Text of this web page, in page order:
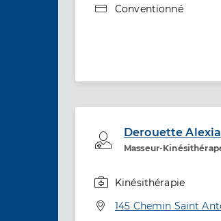
Type de convention
Conventionné
Derouette Alexia
Masseur-
Professionel
Kinésithérapie
Adresse
145 Chemin Saint